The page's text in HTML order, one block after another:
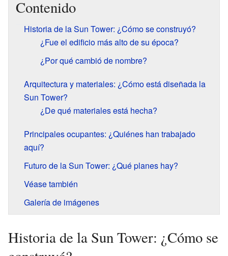
Contenido
Historia de la Sun Tower: ¿Cómo se construyó?
¿Fue el edificio más alto de su época?
¿Por qué cambió de nombre?
Arquitectura y materiales: ¿Cómo está diseñada la
Sun Tower?
¿De qué materiales está hecha?
Principales ocupantes: ¿Quiénes han trabajado
aquí?
Futuro de la Sun Tower: ¿Qué planes hay?
Véase también
Galería de imágenes
Historia de la Sun Tower: ¿Cómo se